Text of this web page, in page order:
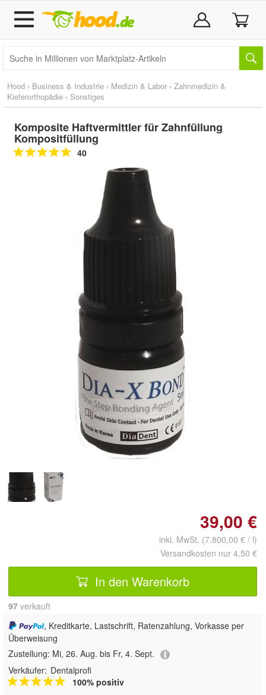
Hood › Business & Industrie › Medizin & Labor › Zahnmedizin &
Kieferorthopädie › Sonstiges
Komposite Haftvermittler für Zahnfüllung
Kompositfüllung
40
Doppelt antippen zum
vergrößern
39,00 €
inkl. MwSt. (7.800,00 € / l)
Versandkosten nur 4,50 €
In den Warenkorb
97 verkauft
, Kreditkarte, Lastschrift, Ratenzahlung, Vorkasse per
Überweisung
Zustellung: Mi, 26. Aug. bis Fr, 4. Sept.
Verkäufer: Dentalprofi
100% positiv